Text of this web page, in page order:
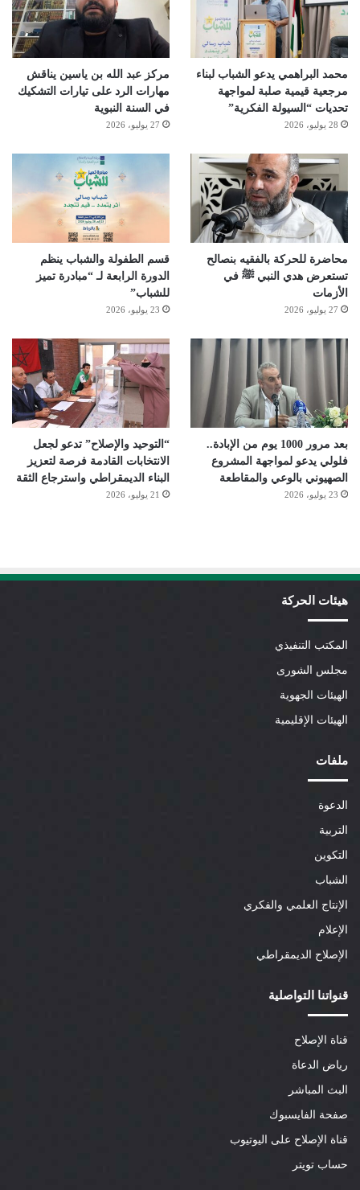
محمد البراهمي يدعو الشباب لبناء
مرجعية قيمية صلبة لمواجهة
تحديات “السيولة الفكرية”
28 يوليو، 2026
مركز عبد الله بن ياسين يناقش
مهارات الرد على تيارات التشكيك
في السنة النبوية
27 يوليو، 2026
محاضرة للحركة بالفقيه بنصالح
تستعرض هدي النبي ﷺ في
الأزمات
27 يوليو، 2026
قسم الطفولة والشباب ينظم
الدورة الرابعة لـ “مبادرة تميز
للشباب”
23 يوليو، 2026
بعد مرور 1000 يوم من الإبادة..
فلولي يدعو لمواجهة المشروع
الصهيوني بالوعي والمقاطعة
23 يوليو، 2026
“التوحيد والإصلاح” تدعو لجعل
الانتخابات القادمة فرصة لتعزيز
البناء الديمقراطي واسترجاع الثقة
21 يوليو، 2026
هيئات الحركة
المكتب التنفيذي
مجلس الشورى
الهيئات الجهوية
الهيئات الإقليمية
ملفات
الدعوة
التربية
التكوين
الشباب
الإنتاج العلمي والفكري
الإعلام
الإصلاح الديمقراطي
قنواتنا التواصلية
قناة الإصلاح
رياض الدعاة
البث المباشر
صفحة الفايسبوك
قناة الإصلاح على اليوتيوب
حساب تويتر